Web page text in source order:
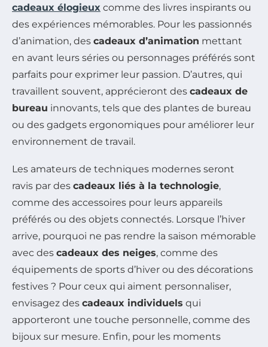
cadeaux élogieux comme des livres inspirants ou
des expériences mémorables. Pour les passionnés
d’animation, des cadeaux d’animation mettant
en avant leurs séries ou personnages préférés sont
parfaits pour exprimer leur passion. D’autres, qui
travaillent souvent, apprécieront des cadeaux de
bureau innovants, tels que des plantes de bureau
ou des gadgets ergonomiques pour améliorer leur
environnement de travail.
Les amateurs de techniques modernes seront
ravis par des cadeaux liés à la technologie,
comme des accessoires pour leurs appareils
préférés ou des objets connectés. Lorsque l’hiver
arrive, pourquoi ne pas rendre la saison mémorable
avec des cadeaux des neiges, comme des
équipements de sports d’hiver ou des décorations
festives ? Pour ceux qui aiment personnaliser,
envisagez des cadeaux individuels qui
apporteront une touche personnelle, comme des
bijoux sur mesure. Enfin, pour les moments